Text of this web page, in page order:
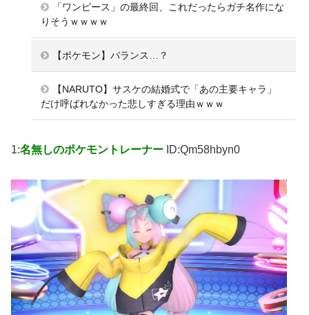
「ワンピース」の最終回、これだったらガチ名作にな
りそうｗｗｗｗ
【ポケモン】バランス…？
【NARUTO】サスケの結婚式で「あの主要キャラ」
だけ呼ばれなかった悲しすぎる理由ｗｗｗ
1:名無しのポケモントレーナー ID:Qm58hbyn0